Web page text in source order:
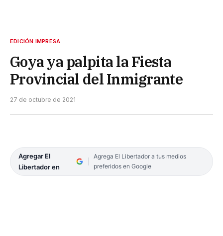
EDICIÓN IMPRESA
Goya ya palpita la Fiesta
Provincial del Inmigrante
27 de octubre de 2021
Agregar El
Libertador en
Agrega El Libertador a tus medios
preferidos en Google